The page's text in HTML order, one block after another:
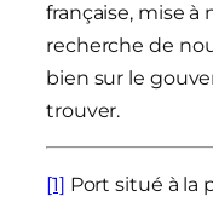
française, mise à
recherche de
bien sur le
trouver.
[1] Port situé à la